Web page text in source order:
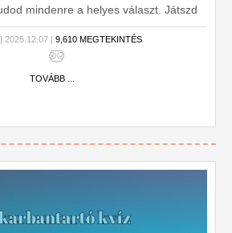
mindenre a helyes választ. Játszd
már biztos nem hibázol
2025.12.07 | 9,610 MEGTEKINTÉS
TOVÁBB ...